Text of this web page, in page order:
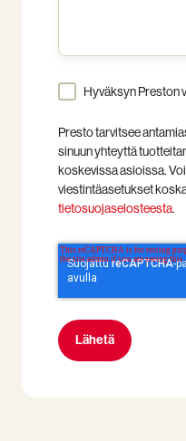
Hyväksyn Preston
Presto tarvitsee
sinuun yhteyttä
koskevissa asioissa.
viestintäasetukset
tietosuojaselosteesta.